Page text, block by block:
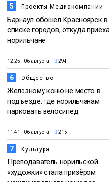
5 Проекты Медиакомпании
Барнаул обошёл Красноярск в
списке городов, откуда
норильчане
12:25 06 августа 294
6 Общество
Железному коню не место в
подъезде: где норильчанам
парковать велосипед
11:41 06 августа 216
7 Культура
Преподаватель норильской
«художки» стала призёром